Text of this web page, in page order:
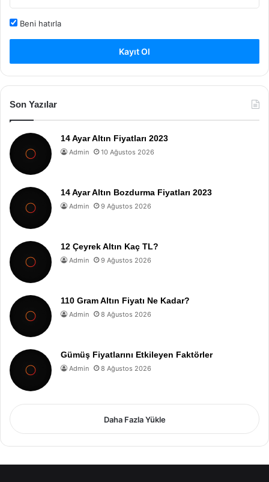
Beni hatırla
Kayıt Ol
Son Yazılar
14 Ayar Altın Fiyatları 2023
Admin 10 Ağustos 2026
14 Ayar Altın Bozdurma Fiyatları 2023
Admin 9 Ağustos 2026
12 Çeyrek Altın Kaç TL?
Admin 9 Ağustos 2026
110 Gram Altın Fiyatı Ne Kadar?
Admin 8 Ağustos 2026
Gümüş Fiyatlarını Etkileyen Faktörler
Admin 8 Ağustos 2026
Daha Fazla Yükle